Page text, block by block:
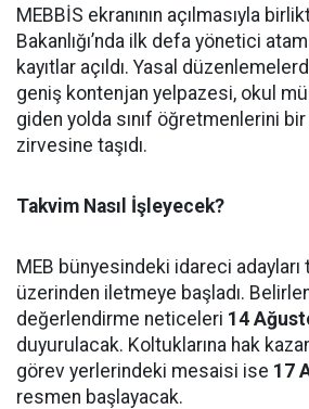
MEBBİS ekranının açılmasıyla
Bakanlığı’nda ilk defa yönetici
kayıtlar açıldı. Yasal
geniş kontenjan yelpazesi, okul
giden yolda sınıf öğretmenlerini
zirvesine taşıdı.
Takvim Nasıl İşleyecek?
MEB bünyesindeki idareci adayları
üzerinden iletmeye başladı.
değerlendirme neticeleri 14
duyurulacak. Koltuklarına hak
görev yerlerindeki mesaisi ise 17
resmen başlayacak.